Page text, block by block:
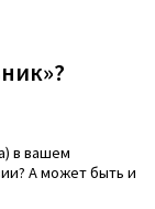
в вашем
А может быть и